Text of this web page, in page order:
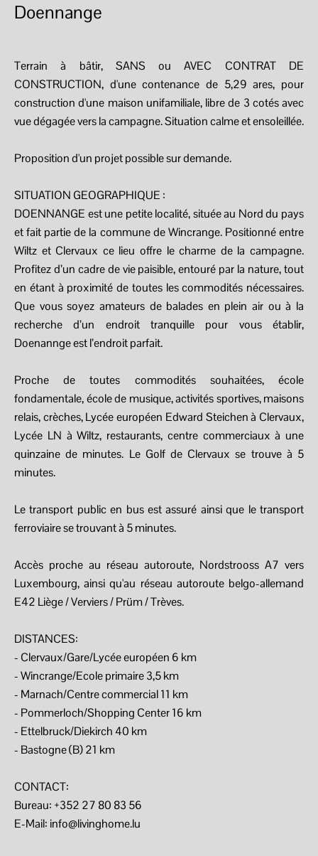
Doennange
Terrain à bâtir, SANS ou AVEC CONTRAT DE
CONSTRUCTION, d'une contenance de 5,29 ares, pour
construction d'une maison unifamiliale, libre de 3 cotés avec
vue dégagée vers la campagne. Situation calme et ensoleillée.
Proposition d'un projet possible sur demande.
SITUATION GEOGRAPHIQUE :
DOENNANGE est une petite localité, située au Nord du pays
et fait partie de la commune de Wincrange. Positionné entre
Wiltz et Clervaux ce lieu offre le charme de la campagne.
Profitez d’un cadre de vie paisible, entouré par la nature, tout
en étant à proximité de toutes les commodités nécessaires.
Que vous soyez amateurs de balades en plein air ou à la
recherche d’un endroit tranquille pour vous établir,
Doenannge est l’endroit parfait.
Proche de toutes commodités souhaitées, école
fondamentale, école de musique, activités sportives, maisons
relais, crèches, Lycée européen Edward Steichen à Clervaux,
Lycée LN à Wiltz, restaurants, centre commerciaux à une
quinzaine de minutes. Le Golf de Clervaux se trouve à 5
minutes.
Le transport public en bus est assuré ainsi que le transport
ferroviaire se trouvant à 5 minutes.
Accès proche au réseau autoroute, Nordstrooss A7 vers
Luxembourg, ainsi qu'au réseau autoroute belgo-allemand
E42 Liège / Verviers / Prüm / Trèves.
DISTANCES:
- Clervaux/Gare/Lycée européen 6 km
- Wincrange/Ecole primaire 3,5 km
- Marnach/Centre commercial 11 km
- Pommerloch/Shopping Center 16 km
- Ettelbruck/Diekirch 40 km
- Bastogne (B) 21 km
CONTACT:
Bureau: +352 27 80 83 56
E-Mail: info@livinghome.lu